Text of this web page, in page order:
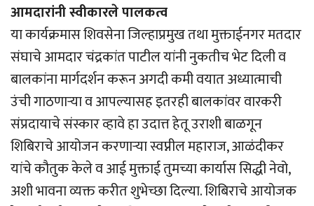
आमदारांनी स्वीकारले पालकत्व
या कार्यक्रमास शिवसेना जिल्हाप्रमुख तथा मुक्ताईनगर मतदार
संघाचे आमदार चंद्रकांत पाटील यांनी नुकतीच भेट दिली व
बालकांना मार्गदर्शन करून अगदी कमी वयात अध्यात्माची
उंची गाठणार्‍या व आपल्यासह इतरही बालकांवर वारकरी
संप्रदायाचे संस्कार व्हावे हा उदात्त हेतू उराशी बाळगून
शिबिराचे आयोजन करणार्‍या स्वप्नील महाराज, आळंदीकर
यांचे कौतुक केले व आई मुक्ताई तुमच्या कार्यास सिद्धी नेवो,
अशी भावना व्यक्त करीत शुभेच्छा दिल्या. शिबिराचे आयोजक